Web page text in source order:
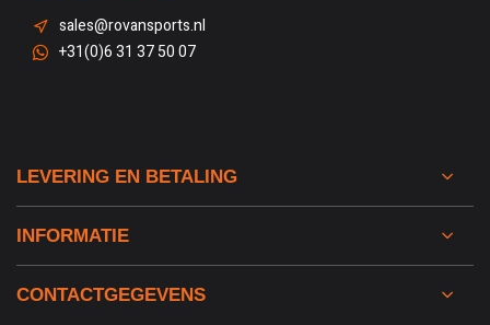
sales@rovansports.nl
+31(0)6 31 37 50 07
LEVERING EN BETALING
INFORMATIE
CONTACTGEGEVENS